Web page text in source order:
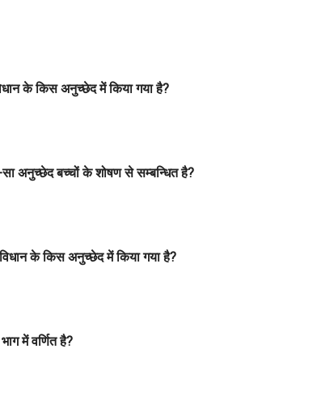
के किस अनुच्छेद में किया गया है?
अनुच्छेद बच्चों के शोषण से सम्बन्धित है?
के किस अनुच्छेद में किया गया है?
में वर्णित है?